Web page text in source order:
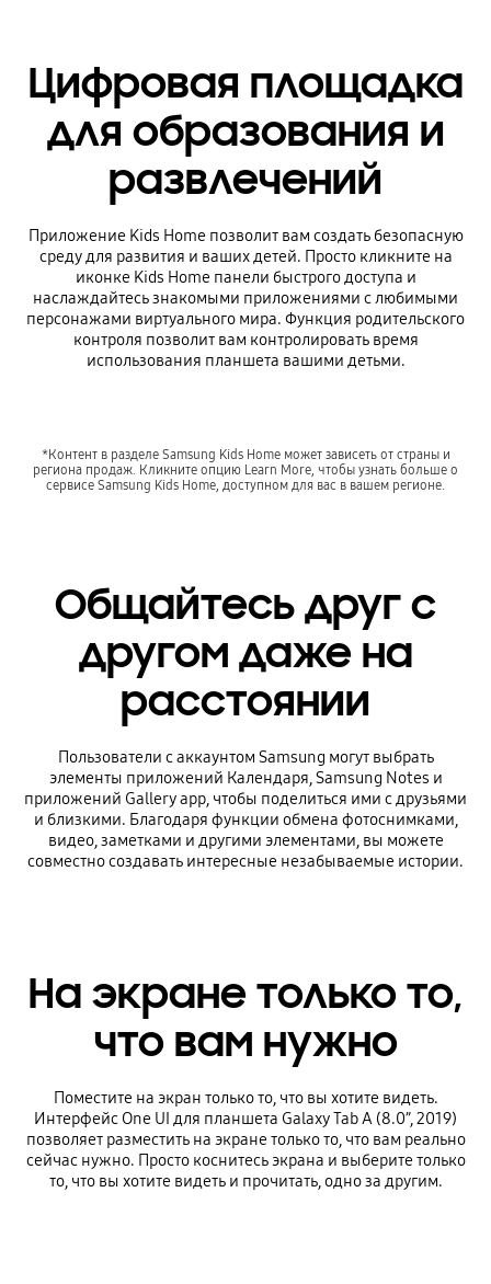
Цифровая площадка
для образования и
развлечений
Приложение Kids Home позволит вам создать безопасную
среду для развития и ваших детей. Просто кликните на
иконке Kids Home панели быстрого доступа и
наслаждайтесь знакомыми приложениями с любимыми
персонажами виртуального мира. Функция родительского
контроля позволит вам контролировать время
использования планшета вашими детьми.
*Контент в разделе Samsung Kids Home может зависеть от страны и
региона продаж. Кликните опцию Learn More, чтобы узнать больше о
сервисе Samsung Kids Home, доступном для вас в вашем регионе.
Общайтесь друг с
другом даже на
расстоянии
Пользователи с аккаунтом Samsung могут выбрать
элементы приложений Календаря, Samsung Notes и
приложений Gallery app, чтобы поделиться ими с друзьями
и близкими. Благодаря функции обмена фотоснимками,
видео, заметками и другими элементами, вы можете
совместно создавать интересные незабываемые истории.
На экране только то,
что вам нужно
Поместите на экран только то, что вы хотите видеть.
Интерфейс One UI для планшета Galaxy Tab A (8.0”, 2019)
позволяет разместить на экране только то, что вам реально
сейчас нужно. Просто коснитесь экрана и выберите только
то, что вы хотите видеть и прочитать, одно за другим.